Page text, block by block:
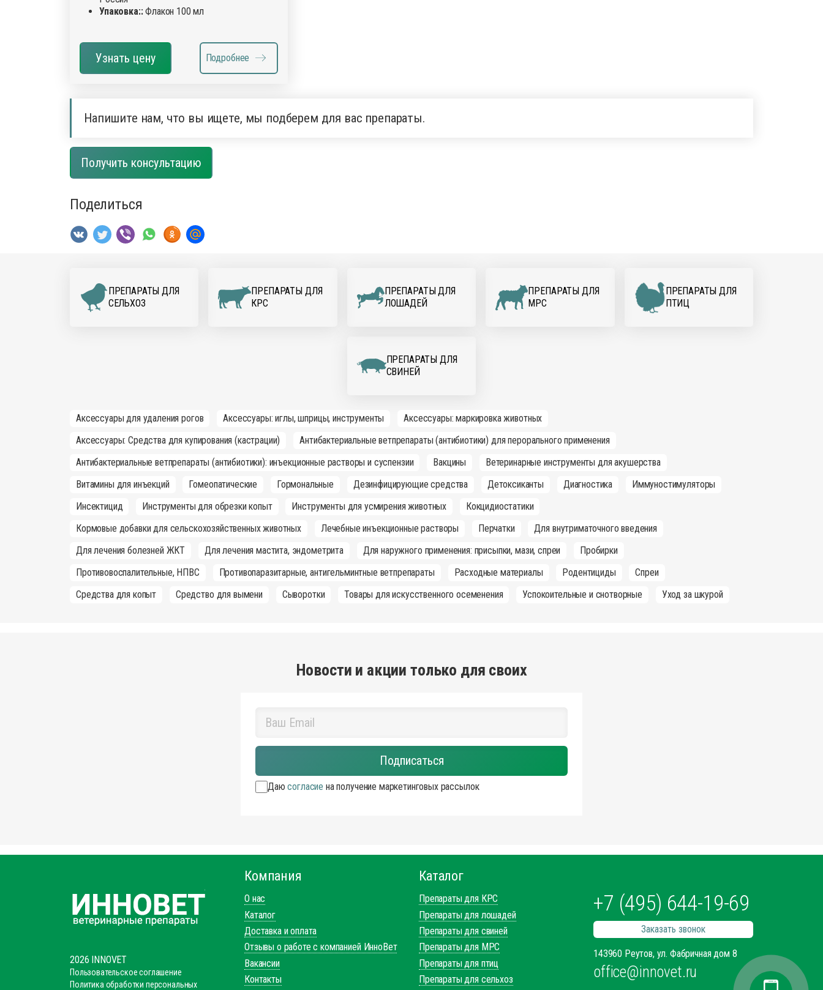
Упаковка::Флакон 100 мл
Узнать цену Подробнее
Напишите нам, что вы ищете, мы подберем для вас препараты.
Получить консультацию
Поделиться
ПРЕПАРАТЫ ДЛЯ
CЕЛЬХОЗ
ПРЕПАРАТЫ ДЛЯ
КРС
ПРЕПАРАТЫ ДЛЯ
ЛОШАДЕЙ
ПРЕПАРАТЫ ДЛЯ
МРС
ПРЕПАРАТЫ ДЛЯ
ПТИЦ
ПРЕПАРАТЫ ДЛЯ
СВИНЕЙ
Аксессуары для удаления рогов Аксессуары: иглы, шприцы, инструменты
Аксессуары: маркировка животных
Аксессуары: Средства для купирования (кастрации)
Антибактериальные ветпрепараты (антибиотики) для перорального применения
Антибактериальные ветпрепараты (антибиотики): инъекционные растворы и суспензии
Вакцины
Ветеринарные инструменты для акушерства
Витамины для инъекций
Гомеопатические Гормональные Дезинфицирующие средства Детоксиканты Диагностика
Иммуностимуляторы
Инсектицид
Инструменты для обрезки копыт Инструменты для усмирения животных
Кокцидиостатики
Кормовые добавки для сельскохозяйственных животных
Лечебные инъекционные растворы Перчатки
Для внутриматочного введения
Для лечения болезней ЖКТ
Для лечения мастита, эндометрита Для наружного применения: присыпки, мази, спреи
Пробирки
Противовоспалительные, НПВС
Противопаразитарные, антигельминтные ветпрепараты Расходные материалы Родентициды
Спреи
Средства для копыт
Средство для вымени Сыворотки Товары для искусственного осеменения Успокоительные и снотворные Уход за шкурой
Новости и акции только для своих
Даюсогласие на получение маркетинговых рассылок
2026 INNOVET
Пользовательское соглашение
Политика обработки персональных
Компания
О нас
Каталог
Доставка и оплата
Отзывы о работе с компанией ИнноВет
Вакансии
Контакты
Каталог
Препараты для КРС
Препараты для лошадей
Препараты для свиней
Препараты для МРС
Препараты для птиц
Препараты для сельхоз
+7 (495) 644-19-69
Заказать звонок
143960 Реутов, ул. Фабричная дом 8
office@innovet.ru